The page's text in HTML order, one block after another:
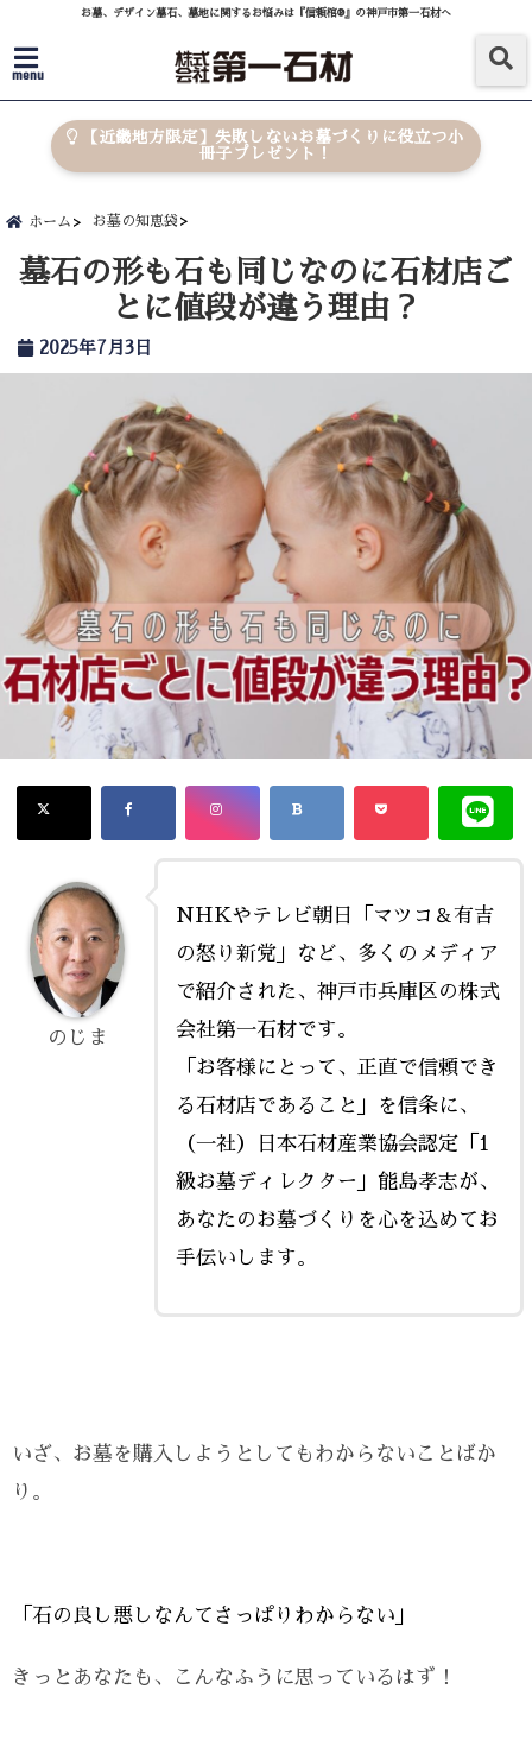
お墓、デザイン墓石、墓地に関するお悩みは『信頼棺®』の神戸市第一石材へ
menu
【近畿地方限定】失敗しないお墓づくりに役立つ小
冊子プレゼント！
ホーム お墓の知恵袋
墓石の形も石も同じなのに石材店ご
とに値段が違う理由？
2025年7月3日
NHKやテレビ朝日「マツコ＆有吉
の怒り新党」など、多くのメディア
で紹介された、神戸市兵庫区の株式
会社第一石材です。
「お客様にとって、正直で信頼でき
る石材店であること」を信条に、
（一社）日本石材産業協会認定「1
級お墓ディレクター」能島孝志が、
あなたのお墓づくりを心を込めてお
手伝いします。
のじま
いざ、お墓を購入しようとしてもわからないことばか
り。
「石の良し悪しなんてさっぱりわからない」
きっとあなたも、こんなふうに思っているはず！